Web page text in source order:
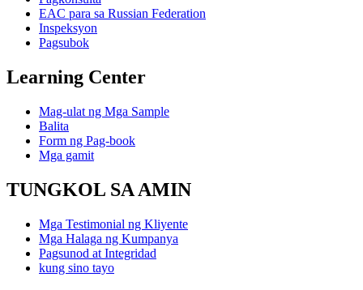
EAC para sa Russian Federation
Inspeksyon
Pagsubok
Learning Center
Mag-ulat ng Mga Sample
Balita
Form ng Pag-book
Mga gamit
TUNGKOL SA AMIN
Mga Testimonial ng Kliyente
Mga Halaga ng Kumpanya
Pagsunod at Integridad
kung sino tayo